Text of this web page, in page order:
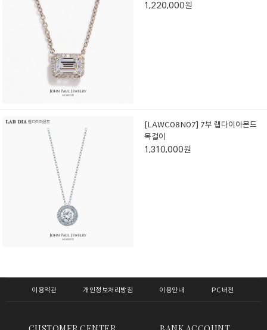
1,220,000원
[LAWC08N07] 7부 랩다이아몬드
목걸이
1,310,000원
이용약관 개인정보처리방침 이용안내 PC버전